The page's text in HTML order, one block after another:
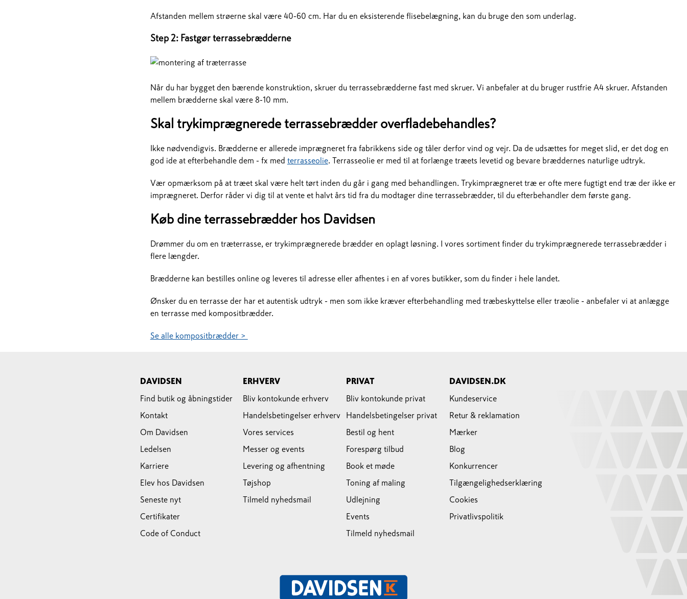
Afstanden mellem strøerne skal være 40-60 cm. Har du en eksisterende flisebelægning, kan du bruge den som underlag.
Step 2: Fastgør terrassebrædderne
Når du har bygget den bærende konstruktion, skruer du terrassebrædderne fast med skruer. Vi anbefaler at du bruger rustfrie A4 skruer. Afstanden
mellem brædderne skal være 8-10 mm.
Skal trykimprægnerede terrassebrædder overfladebehandles?
Ikke nødvendigvis. Brædderne er allerede imprægneret fra fabrikkens side og tåler derfor vind og vejr. Da de udsættes for meget slid, er det dog en
god ide at efterbehandle dem - fx med terrasseolie. Terrasseolie er med til at forlænge træets levetid og bevare bræddernes naturlige udtryk.
Vær opmærksom på at træet skal være helt tørt inden du går i gang med behandlingen. Trykimprægneret træ er ofte mere fugtigt end træ der ikke er
imprægneret. Derfor råder vi dig til at vente et halvt års tid fra du modtager dine terrassebrædder, til du efterbehandler dem første gang.
Køb dine terrassebrædder hos Davidsen
Drømmer du om en træterrasse, er trykimprægnerede brædder en oplagt løsning. I vores sortiment finder du trykimprægnerede terrassebrædder i
flere længder.
Brædderne kan bestilles online og leveres til adresse eller afhentes i en af vores butikker, som du finder i hele landet.
Ønsker du en terrasse der har et autentisk udtryk - men som ikke kræver efterbehandling med træbeskyttelse eller træolie - anbefaler vi at anlægge
en terrasse med kompositbrædder.
Se alle kompositbrædder >
DAVIDSEN
Find butik og åbningstider
Kontakt
Om Davidsen
Ledelsen
Karriere
Elev hos Davidsen
Seneste nyt
Certifikater
Code of Conduct
ERHVERV
Bliv kontokunde erhverv
Handelsbetingelser erhverv
Vores services
Messer og events
Levering og afhentning
Tøjshop
Tilmeld nyhedsmail
PRIVAT
Bliv kontokunde privat
Handelsbetingelser privat
Bestil og hent
Forespørg tilbud
Book et møde
Toning af maling
Udlejning
Events
Tilmeld nyhedsmail
DAVIDSEN.DK
Kundeservice
Retur & reklamation
Mærker
Blog
Konkurrencer
Tilgængelighedserklæring
Cookies
Privatlivspolitik